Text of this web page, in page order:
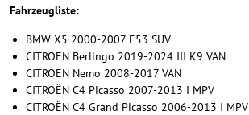
Fahrzeugliste:
BMW X5 2000-2007 E53 SUV
CITROËN Berlingo 2019-2024 III K9 VAN
CITROËN Nemo 2008-2017 VAN
CITROËN C4 Picasso 2007-2013 I MPV
CITROËN C4 Grand Picasso 2006-2013 I MPV